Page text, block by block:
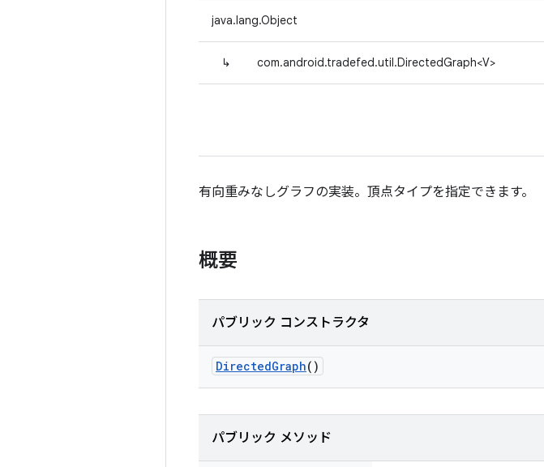
java.lang.Object
↳ com.android.tradefed.util.DirectedGraph<V>
有向重みなしグラフの実装。頂点タイプを指定できます。
概要
パブリック コンストラクタ
DirectedGraph()
パブリック メソッド